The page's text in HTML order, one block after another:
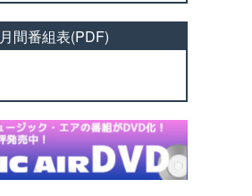
月間番組表(PDF)